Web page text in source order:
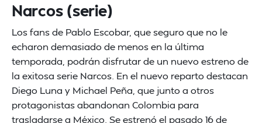
Narcos (serie)
Los fans de Pablo Escobar, que seguro que no le
echaron demasiado de menos en la última
temporada, podrán disfrutar de un nuevo estreno de
la exitosa serie Narcos. En el nuevo reparto destacan
Diego Luna y Michael Peña, que junto a otros
protagonistas abandonan Colombia para
trasladarse a México. Se estrenó el pasado 16 de